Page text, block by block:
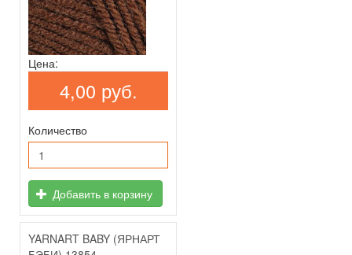
Цена:
4,00 руб.
Количество
Добавить в корзину
YARNART BABY (ЯРНАРТ